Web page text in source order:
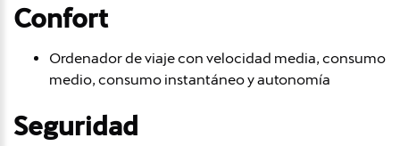
Confort
Ordenador de viaje con velocidad media, consumo
medio, consumo instantáneo y autonomía
Seguridad